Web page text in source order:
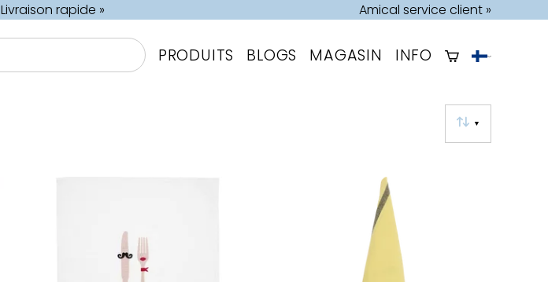
Livraison rapide » Amical service client »
PRODUITS BLOGS MAGASIN INFO
▼